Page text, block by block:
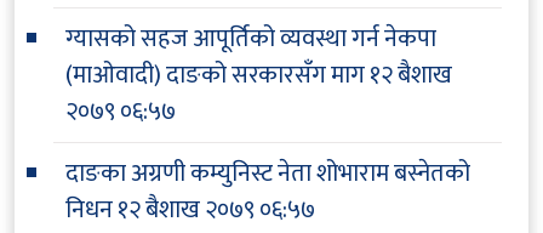
ग्यासको सहज आपूर्तिको व्यवस्था गर्न नेकपा
(माओवादी) दाङको सरकारसँग माग१२ बैशाख
२०७९ ०६:५७
दाङका अग्रणी कम्युनिस्ट नेता शोभाराम बस्नेतको
निधन१२ बैशाख २०७९ ०६:५७